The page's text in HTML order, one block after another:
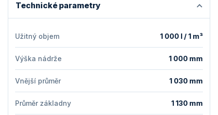
Technické parametry
Užitný objem 1 000 l / 1 m³
Výška nádrže 1 000 mm
Vnější průměr 1 030 mm
Průměr základny 1 130 mm